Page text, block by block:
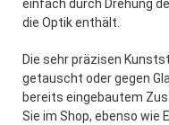
einfach durch Drehung
die Optik enthält.
Die sehr präzisen
getauscht oder gegen
bereits eingebautem
Sie im Shop, ebenso wie